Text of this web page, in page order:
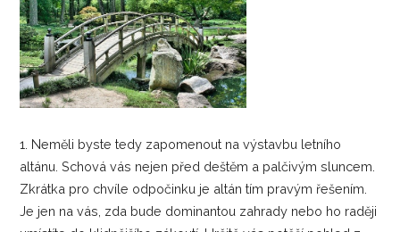
1. Neměli byste tedy zapomenout na výstavbu letního
altánu. Schová vás nejen před deštěm a palčivým sluncem.
Zkrátka pro chvíle odpočinku je altán tím pravým řešením.
Je jen na vás, zda bude dominantou zahrady nebo ho raději